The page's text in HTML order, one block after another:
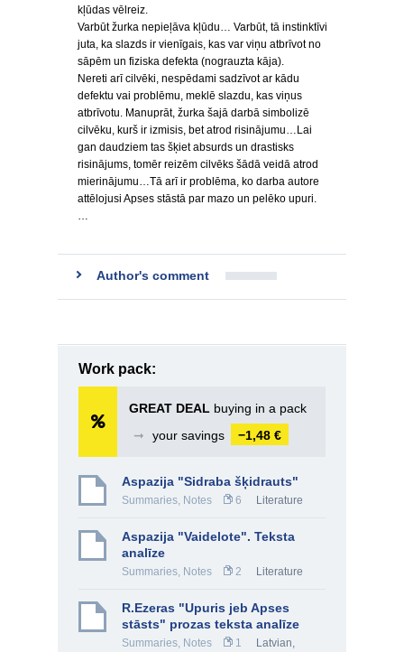
kļūdas vēlreiz.
Varbūt žurka nepieļāva kļūdu… Varbūt, tā instinktīvi
juta, ka slazds ir vienīgais, kas var viņu atbrīvot no
sāpēm un fiziska defekta (nograuzta kāja).
Nereti arī cilvēki, nespēdami sadzīvot ar kādu
defektu vai problēmu, meklē slazdu, kas viņus
atbrīvotu. Manuprāt, žurka šajā darbā simbolizē
cilvēku, kurš ir izmisis, bet atrod risinājumu…Lai
gan daudziem tas šķiet absurds un drastisks
risinājums, tomēr reizēm cilvēks šādā veidā atrod
mierinājumu…Tā arī ir problēma, ko darba autore
attēlojusi Apses stāstā par mazo un pelēko upuri.
…
Author's comment
Work pack:
GREAT DEAL buying in a pack
➞
your savings −1,48 €
Aspazija "Sidraba šķidrauts"
Summaries, Notes 6 Literature
Aspazija "Vaidelote". Teksta
analīze
Summaries, Notes 2 Literature
R.Ezeras "Upuris jeb Apses
stāsts" prozas teksta analīze
Summaries, Notes 1 Latvian,